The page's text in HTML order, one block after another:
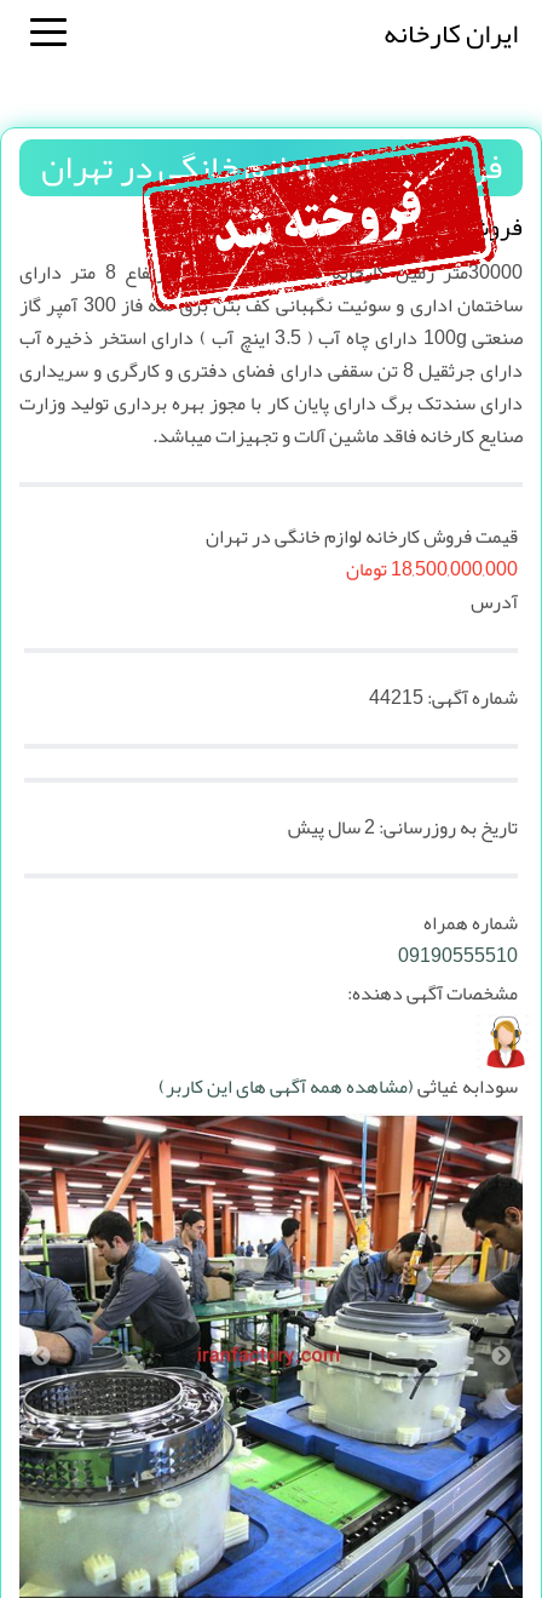
ایران کارخانه
فروش کارخانه لوازم خانگی در تهران
فروش کارخانه لوازم خانگی در تهران
30000متر زمین کارخانه 3500 متر سوله با ارتفاع 8 متر دارای
ساختمان اداری و سوئیت نگهبانی کف بتن برق سه فاز 300 آمپر گاز
صنعتی 100g دارای چاه آب ( 3.5 اینچ آب ) دارای استخر ذخیره آب
دارای جرثقیل 8 تن سقفی دارای فضای دفتری و کارگری و سریداری
دارای سندتک برگ دارای پایان کار با مجوز بهره برداری تولید وزارت
صنایع کارخانه فاقد ماشین آلات و تجهیزات میباشد.
قیمت فروش کارخانه لوازم خانگی در تهران
18,500,000,000 تومان
آدرس
شماره آگهی:44215
تاریخ به روزرسانی:2 سال پیش
شماره همراه
09190555510
مشخصات آگهی دهنده:
سودابه غیاثی(مشاهده همه آگهی های این کاربر)